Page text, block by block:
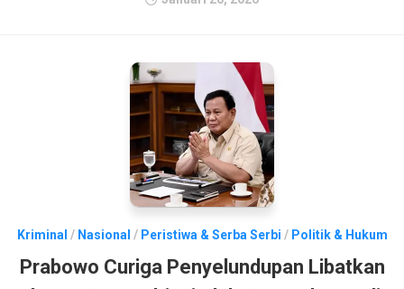
Kriminal / Nasional / Peristiwa & Serba Serbi / Politik & Hukum
Prabowo Curiga Penyelundupan Libatkan